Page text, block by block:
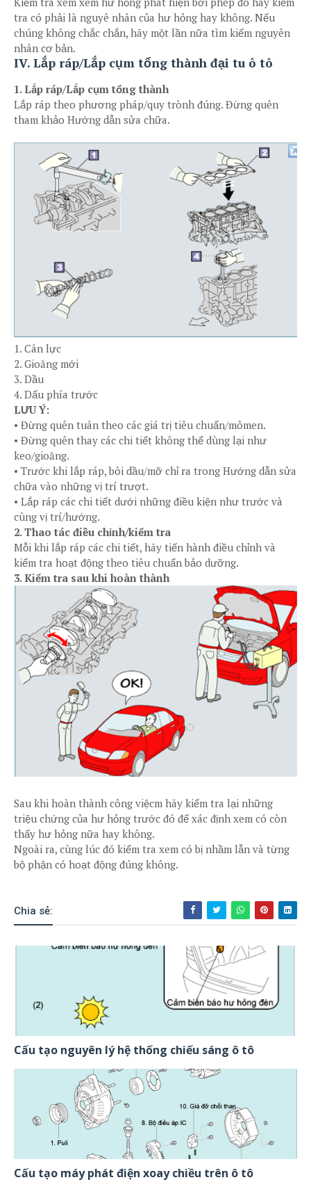
tra có phải là nguyê nhân của hư hỏng hay không. Nếu
chúng không chắc chắn, hãy một lần nữa tìm kiếm nguyên
nhân cơ bản.
IV. Lắp ráp/Lắp cụm tổng thành đại tu ô tô
1. Lắp ráp/Lắp cụm tổng thành
Lắp ráp theo phương pháp/quy trònh đúng. Đừng quên
tham khảo Hướng dẫn sửa chữa.
1. Cân lực
2. Gioăng mới
3. Dầu
4. Dấu phía trước
LƯU Ý:
• Đừng quên tuân theo các giá trị tiêu chuẩn/mômen.
• Đừng quên thay các chi tiết không thể dùng lại như
keo/gioăng.
• Trước khi lắp ráp, bôi dầu/mỡ chỉ ra trong Hướng dẫn sửa
chữa vào những vị trí trượt.
• Lắp ráp các chi tiết dưới những điều kiện như trước và
cùng vị trí/hướng.
2. Thao tác điều chỉnh/kiểm tra
Mỗi khi lắp ráp các chi tiết, hãy tiến hành điều chỉnh và
kiểm tra hoạt động theo tiêu chuẩn bảo dưỡng.
3. Kiểm tra sau khi hoàn thành
Sau khi hoàn thành công việcm hãy kiểm tra lại những
triệu chứng của hư hỏng trước đó để xác định xem có còn
thấy hư hỏng nữa hay không.
Ngoài ra, cùng lúc đó kiểm tra xem có bị nhầm lẫn và từng
bộ phận có hoạt động đúng không.
Chia sẻ:
Cấu tạo nguyên lý hệ thống chiếu sáng ô tô
Cấu tạo máy phát điện xoay chiều trên ô tô